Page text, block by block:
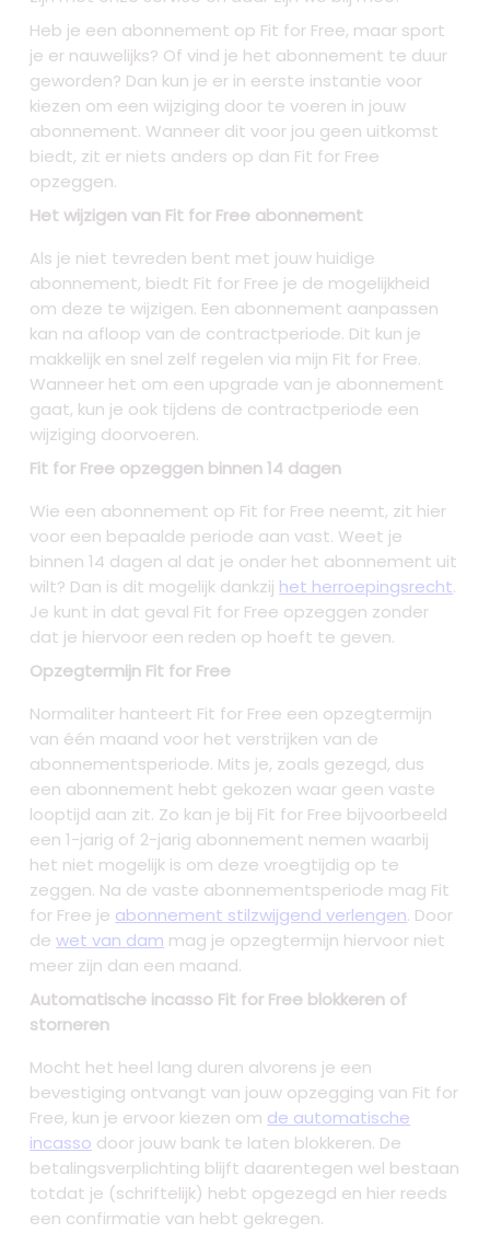
Heb je een abonnement op Fit for Free, maar sport
je er nauwelijks? Of vind je het abonnement te duur
geworden? Dan kun je er in eerste instantie voor
kiezen om een wijziging door te voeren in jouw
abonnement. Wanneer dit voor jou geen uitkomst
biedt, zit er niets anders op dan Fit for Free
opzeggen.
Het wijzigen van Fit for Free abonnement
Als je niet tevreden bent met jouw huidige
abonnement, biedt Fit for Free je de mogelijkheid
om deze te wijzigen. Een abonnement aanpassen
kan na afloop van de contractperiode. Dit kun je
makkelijk en snel zelf regelen via mijn Fit for Free.
Wanneer het om een upgrade van je abonnement
gaat, kun je ook tijdens de contractperiode een
wijziging doorvoeren.
Fit for Free opzeggen binnen 14 dagen
Wie een abonnement op Fit for Free neemt, zit hier
voor een bepaalde periode aan vast. Weet je
binnen 14 dagen al dat je onder het abonnement uit
wilt? Dan is dit mogelijk dankzij het herroepingsrecht.
Je kunt in dat geval Fit for Free opzeggen zonder
dat je hiervoor een reden op hoeft te geven.
Opzegtermijn Fit for Free
Normaliter hanteert Fit for Free een opzegtermijn
van één maand voor het verstrijken van de
abonnementsperiode. Mits je, zoals gezegd, dus
een abonnement hebt gekozen waar geen vaste
looptijd aan zit. Zo kan je bij Fit for Free bijvoorbeeld
een 1-jarig of 2-jarig abonnement nemen waarbij
het niet mogelijk is om deze vroegtijdig op te
zeggen. Na de vaste abonnementsperiode mag Fit
for Free je abonnement stilzwijgend verlengen. Door
dewet van dam mag je opzegtermijn hiervoor niet
meer zijn dan een maand.
Automatische incasso Fit for Free blokkeren of
storneren
Mocht het heel lang duren alvorens je een
bevestiging ontvangt van jouw opzegging van Fit for
Free, kun je ervoor kiezen om de automatische
incasso door jouw bank te laten blokkeren. De
betalingsverplichting blijft daarentegen wel bestaan
totdat je (schriftelijk) hebt opgezegd en hier reeds
een confirmatie van hebt gekregen.